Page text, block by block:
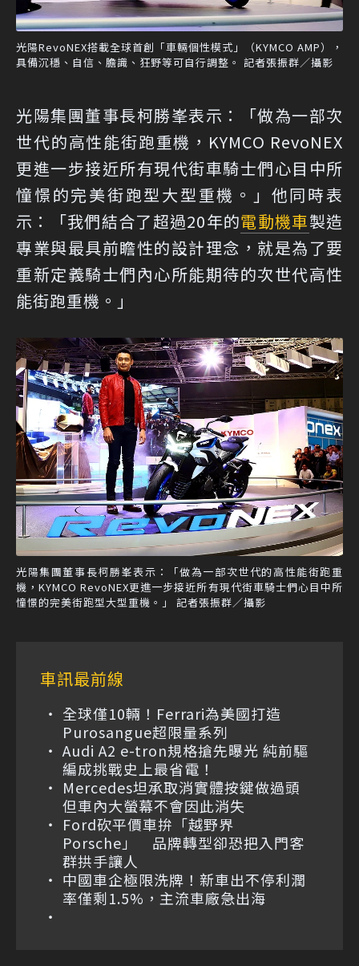
光陽RevoNEX搭載全球首創「車輛個性模式」（KYMCO AMP），
具備沉穩、自信、膽識、狂野等可自行調整。 記者張振群／攝影
光陽集團董事長柯勝峯表示：「做為一部次
世代的高性能街跑重機，KYMCO RevoNEX
更進一步接近所有現代街車騎士們心目中所
憧憬的完美街跑型大型重機。」他同時表
示：「我們結合了超過20年的電動機車製造
專業與最具前瞻性的設計理念，就是為了要
重新定義騎士們內心所能期待的次世代高性
能街跑重機。」
光陽集團董事長柯勝峯表示：「做為一部次世代的高性能街跑重
機，KYMCO RevoNEX更進一步接近所有現代街車騎士們心目中所
憧憬的完美街跑型大型重機。」 記者張振群／攝影
車訊最前線
全球僅10輛！Ferrari為美國打造
Purosangue超限量系列
Audi A2 e-tron規格搶先曝光 純前驅
編成挑戰史上最省電！
Mercedes坦承取消實體按鍵做過頭
但車內大螢幕不會因此消失
Ford砍平價車拚「越野界
Porsche」 品牌轉型卻恐把入門客
群拱手讓人
中國車企極限洗牌！新車出不停利潤
率僅剩1.5%，主流車廠急出海